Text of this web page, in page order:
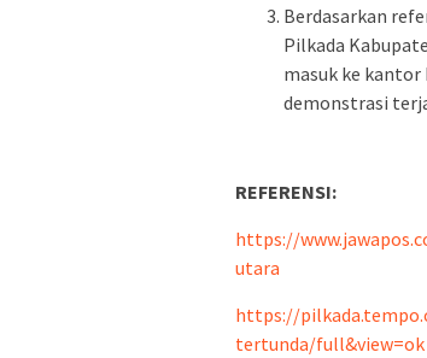
Berdasarkan
Pilkada
masuk ke kantor
demonstrasi
REFERENSI:
https://
utara
https://
tertunda/full&view=ok